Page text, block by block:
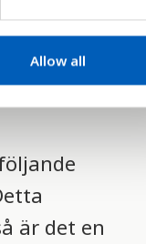
Allow all
land, och
är det en